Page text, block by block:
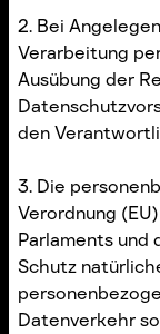
2. Bei
Verarbeitung
Ausübung der
den
3. Die
Verordnung
Parlaments und
Schutz
Datenverkehr